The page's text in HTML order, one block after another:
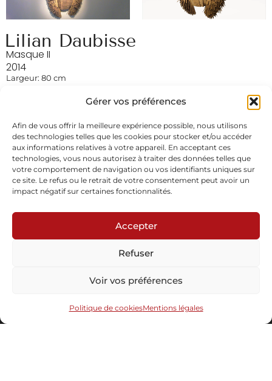
Gérer vos préférences
Afin de vous offrir la meilleure expérience possible, nous utilisons
des technologies telles que les cookies pour stocker et/ou accéder
aux informations relatives à votre appareil. En acceptant ces
technologies, vous nous autorisez à traiter des données telles que
votre comportement de navigation ou vos identifiants uniques sur
ce site. Le refus ou le retrait de votre consentement peut avoir un
impact négatif sur certaines fonctionnalités.
Accepter
Refuser
Voir vos préférences
Politique de cookiesMentions légales
Lilian Daubisse
Masque II
2014
Largeur: 80 cm
Carton ondulé, nylon, rotin
Demande d'informations
Abonnez-vous à notre newsletter